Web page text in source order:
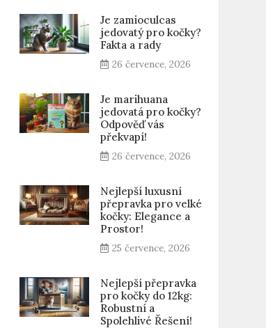
Je zamioculcas
jedovatý pro kočky?
Fakta a rady
26 července, 2026
Je marihuana
jedovatá pro kočky?
Odpověď vás
překvapí!
26 července, 2026
Nejlepší luxusní
přepravka pro velké
kočky: Elegance a
Prostor!
25 července, 2026
Nejlepší přepravka
pro kočky do 12kg:
Robustní a
Spolehlivé Řešení!